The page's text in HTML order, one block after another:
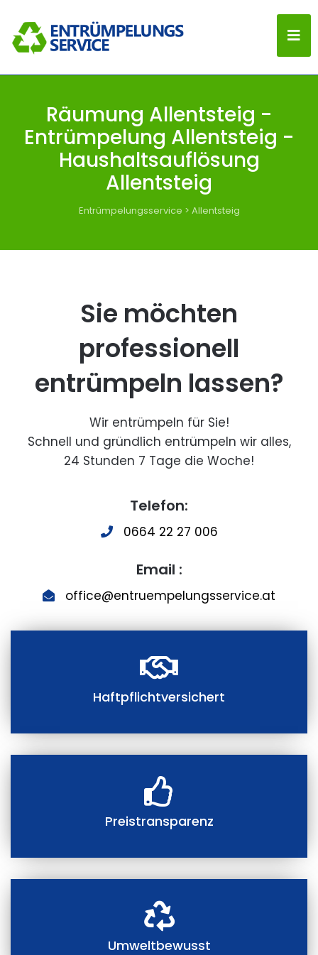
Räumung Allentsteig -
Entrümpelung Allentsteig -
Haushaltsauflösung
Allentsteig
Entrümpelungsservice > Allentsteig
Sie möchten
professionell
entrümpeln lassen?
Wir entrümpeln für Sie!
Schnell und gründlich entrümpeln wir alles,
24 Stunden 7 Tage die Woche!
Telefon:
0664 22 27 006
Email :
office@entruempelungsservice.at
Haftpflichtversichert
Preistransparenz
Umweltbewusst